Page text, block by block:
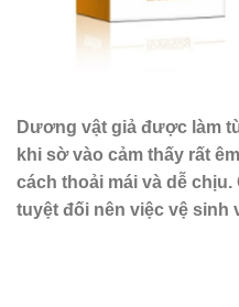
Dương vật giả được làm
khi sờ vào cảm thấy rất
cách thoải mái và dễ
tuyệt đối nên việc vệ sinh